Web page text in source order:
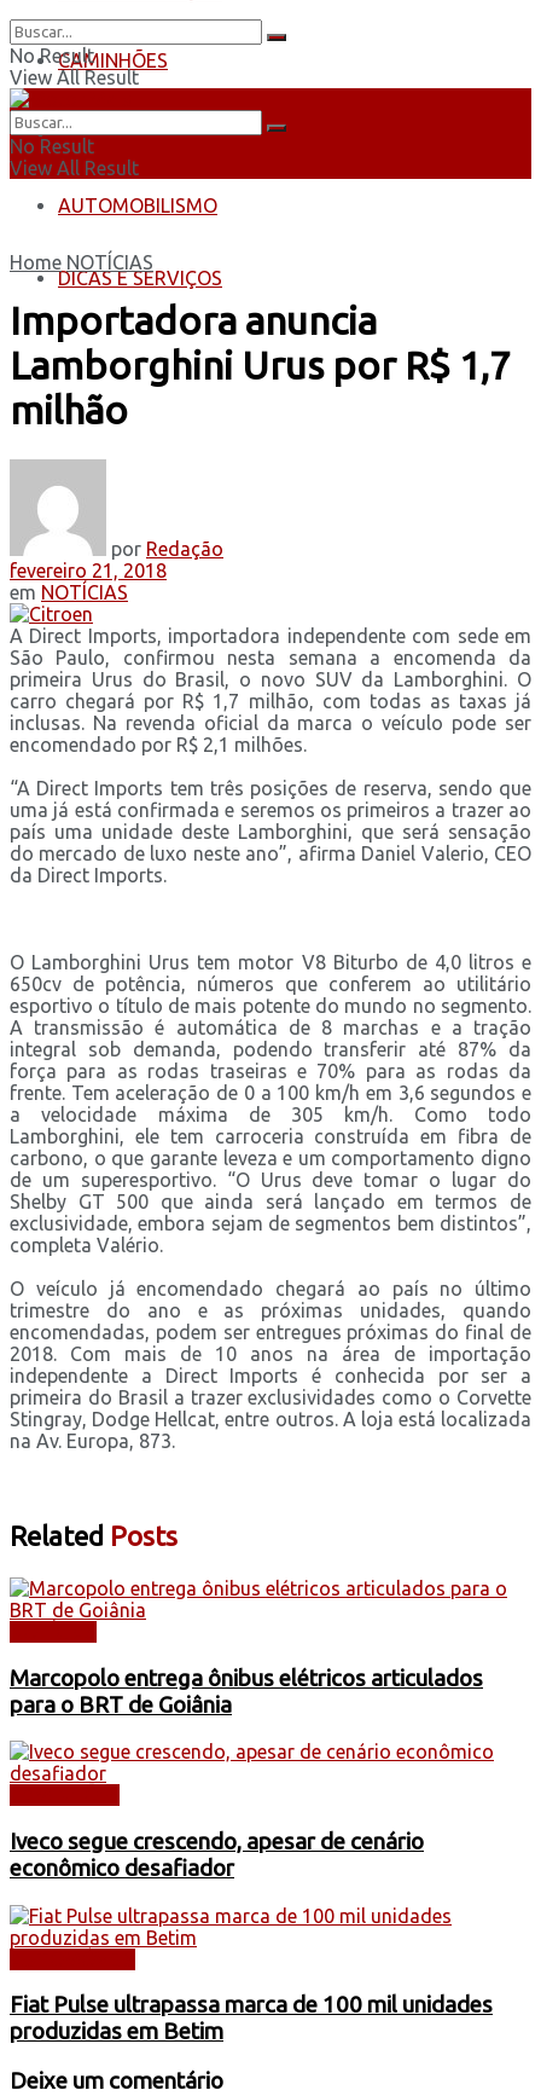
CAMINHÕES
ÔNIBUS
AUTOMOBILISMO
DICAS E SERVIÇOS
No Result
View All Result
No Result
View All Result
Home NOTÍCIAS
Importadora anuncia
Lamborghini Urus por R$ 1,7
milhão
por Redação
fevereiro 21, 2018
em NOTÍCIAS
A Direct Imports, importadora independente com sede em
São Paulo, confirmou nesta semana a encomenda da
primeira Urus do Brasil, o novo SUV da Lamborghini. O
carro chegará por R$ 1,7 milhão, com todas as taxas já
inclusas. Na revenda oficial da marca o veículo pode ser
encomendado por R$ 2,1 milhões.
“A Direct Imports tem três posições de reserva, sendo que
uma já está confirmada e seremos os primeiros a trazer ao
país uma unidade deste Lamborghini, que será sensação
do mercado de luxo neste ano”, afirma Daniel Valerio, CEO
da Direct Imports.
O Lamborghini Urus tem motor V8 Biturbo de 4,0 litros e
650cv de potência, números que conferem ao utilitário
esportivo o título de mais potente do mundo no segmento.
A transmissão é automática de 8 marchas e a tração
integral sob demanda, podendo transferir até 87% da
força para as rodas traseiras e 70% para as rodas da
frente. Tem aceleração de 0 a 100 km/h em 3,6 segundos e
a velocidade máxima de 305 km/h. Como todo
Lamborghini, ele tem carroceria construída em fibra de
carbono, o que garante leveza e um comportamento digno
de um superesportivo. “O Urus deve tomar o lugar do
Shelby GT 500 que ainda será lançado em termos de
exclusividade, embora sejam de segmentos bem distintos”,
completa Valério.
O veículo já encomendado chegará ao país no último
trimestre do ano e as próximas unidades, quando
encomendadas, podem ser entregues próximas do final de
2018. Com mais de 10 anos na área de importação
independente a Direct Imports é conhecida por ser a
primeira do Brasil a trazer exclusividades como o Corvette
Stingray, Dodge Hellcat, entre outros. A loja está localizada
na Av. Europa, 873.
Related Posts
Marcopolo entrega ônibus elétricos articulados
para o BRT de Goiânia
Iveco segue crescendo, apesar de cenário
econômico desafiador
Fiat Pulse ultrapassa marca de 100 mil unidades
produzidas em Betim
Deixe um comentário